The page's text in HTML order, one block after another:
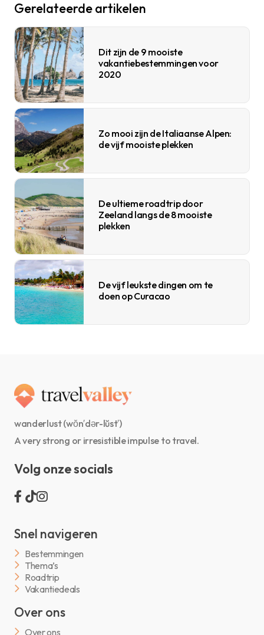
Gerelateerde artikelen
Dit zijn de 9 mooiste
vakantiebestemmingen voor
2020
Zo mooi zijn de Italiaanse Alpen:
de vijf mooiste plekken
De ultieme roadtrip door
Zeeland langs de 8 mooiste
plekken
De vijf leukste dingen om te
doen op Curacao
wanderlust (wŏn′dər-lŭst′)
A very strong or irresistible impulse to travel.
Volg onze socials
Snel navigeren
Bestemmingen
Thema’s
Roadtrip
Vakantiedeals
Over ons
Over ons